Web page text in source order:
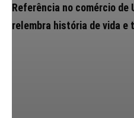
Referência no comércio de
relembra história de vida